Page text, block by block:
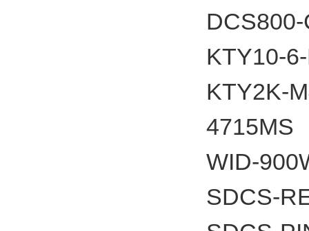
KTY10-
WID-
SDCS-